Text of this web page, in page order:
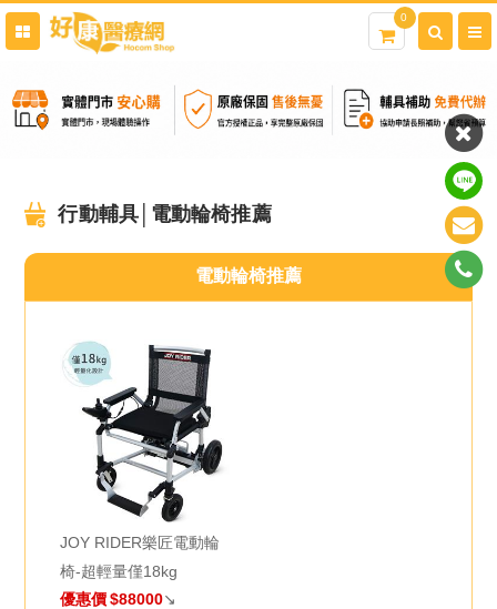
0
行動輔具│電動輪椅推薦
電動輪椅推薦
JOY RIDER樂匠電動輪
椅-超輕量僅18kg
優惠價 $88000↘